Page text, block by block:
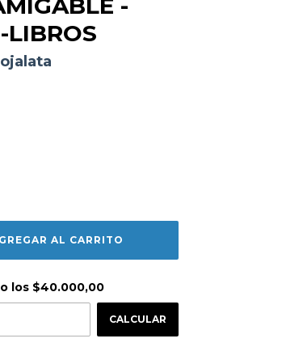
-
LIBROS
$40.000,00
CAMBIAR CP
los $40.000,00
CALCULAR